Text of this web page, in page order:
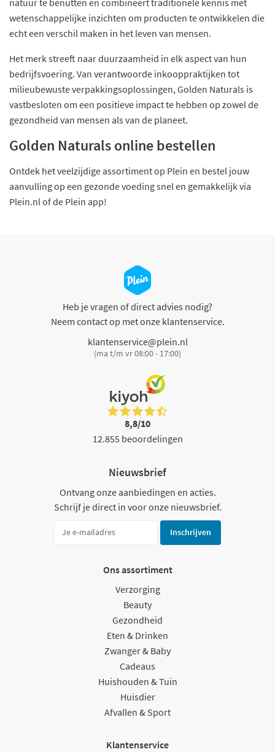
wetenschappelijke inzichten om producten te ontwikkelen die
echt een verschil maken in het leven van mensen.
Het merk streeft naar duurzaamheid in elk aspect van hun
bedrijfsvoering. Van verantwoorde inkooppraktijken tot
milieubewuste verpakkingsoplossingen, Golden Naturals is
vastbesloten om een positieve impact te hebben op zowel de
gezondheid van mensen als van de planeet.
Golden Naturals online bestellen
Ontdek het veelzijdige assortiment op Plein en bestel jouw
aanvulling op een gezonde voeding snel en gemakkelijk via
Plein.nl of de Plein app!
Heb je vragen of direct advies nodig?
Neem contact op met onze klantenservice.
klantenservice@plein.nl
(ma t/m vr 08:00 - 17:00)
8,8/10
12.855 beoordelingen
Nieuwsbrief
Ontvang onze aanbiedingen en acties.
Schrijf je direct in voor onze nieuwsbrief.
Inschrijven
Ons assortiment
Verzorging
Beauty
Gezondheid
Eten & Drinken
Zwanger & Baby
Cadeaus
Huishouden & Tuin
Huisdier
Afvallen & Sport
Klantenservice